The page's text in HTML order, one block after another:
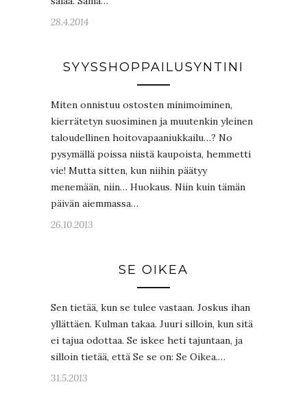
28.4.2014
SYYSSHOPPAILUSYNTINI
Miten onnistuu ostosten minimoiminen,
kierrätetyn suosiminen ja muutenkin yleinen
taloudellinen hoitovapaaniukkailu…? No
pysymällä poissa niistä kaupoista, hemmetti
vie! Mutta sitten, kun niihin päätyy
menemään, niin… Huokaus. Niin kuin tämän
päivän aiemmassa…
26.10.2013
SE OIKEA
Sen tietää, kun se tulee vastaan. Joskus ihan
yllättäen. Kulman takaa. Juuri silloin, kun sitä
ei tajua odottaa. Se iskee heti tajuntaan, ja
silloin tietää, että Se se on: Se Oikea.…
31.5.2013